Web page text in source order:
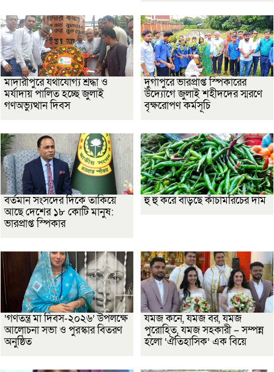
মাদারীপুরে যথাযোগ্য শ্রদ্ধা ও
মর্যাদায় পালিত হচ্ছে জুলাই
গণঅভ্যুত্থান দিবস
দুর্গাপুরে ভারপ্রাপ্ত স্পিকারের
উদ্যোগে জুলাই শহীদদের স্মরণে
বৃক্ষরোপণ কর্মসূচি
বর্তমান সংসদের দিকে তাকিয়ে
আছে দেশের ১৮ কোটি মানুষ:
ভারপ্রাপ্ত স্পিকার
হু হু করে বাড়ছে কাঁচামরিচের দাম
‘গণতন্ত্র মা দিবস-২০২৬’ উপলক্ষে
আলোচনা সভা ও পুরস্কার বিতরণ
অনুষ্ঠিত
যমজ কনে, যমজ বর, যমজ
পুরোহিত, যমজ সহকারী – সম্পন্ন
হলো ‘ঐতিহাসিক’ এক বিয়ে